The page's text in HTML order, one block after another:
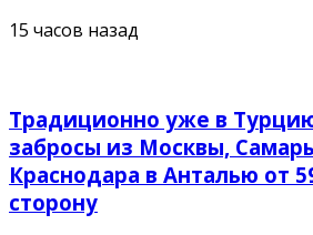
15 часов назад
Традиционно уже в
забросы из Москвы,
Краснодара в Анталью от
сторону